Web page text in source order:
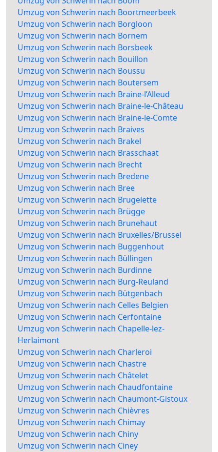
Umzug von Schwerin nach Boortmeerbeek
Umzug von Schwerin nach Borgloon
Umzug von Schwerin nach Bornem
Umzug von Schwerin nach Borsbeek
Umzug von Schwerin nach Bouillon
Umzug von Schwerin nach Boussu
Umzug von Schwerin nach Boutersem
Umzug von Schwerin nach Braine-l’Alleud
Umzug von Schwerin nach Braine-le-Château
Umzug von Schwerin nach Braine-le-Comte
Umzug von Schwerin nach Braives
Umzug von Schwerin nach Brakel
Umzug von Schwerin nach Brasschaat
Umzug von Schwerin nach Brecht
Umzug von Schwerin nach Bredene
Umzug von Schwerin nach Bree
Umzug von Schwerin nach Brugelette
Umzug von Schwerin nach Brügge
Umzug von Schwerin nach Brunehaut
Umzug von Schwerin nach Bruxelles/Brussel
Umzug von Schwerin nach Buggenhout
Umzug von Schwerin nach Büllingen
Umzug von Schwerin nach Burdinne
Umzug von Schwerin nach Burg-Reuland
Umzug von Schwerin nach Bütgenbach
Umzug von Schwerin nach Celles Belgien
Umzug von Schwerin nach Cerfontaine
Umzug von Schwerin nach Chapelle-lez-
Herlaimont
Umzug von Schwerin nach Charleroi
Umzug von Schwerin nach Chastre
Umzug von Schwerin nach Châtelet
Umzug von Schwerin nach Chaudfontaine
Umzug von Schwerin nach Chaumont-Gistoux
Umzug von Schwerin nach Chièvres
Umzug von Schwerin nach Chimay
Umzug von Schwerin nach Chiny
Umzug von Schwerin nach Ciney